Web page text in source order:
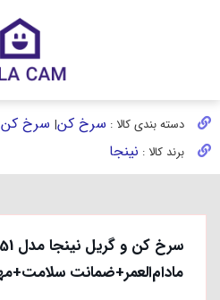
دسته بندی کالا : سرخ کن| سرخ کن
برند کالا : نینجا
مادام‌العمر+ضمانت